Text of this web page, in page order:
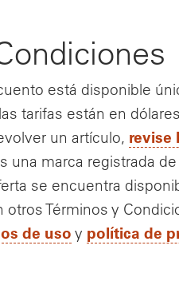
está disponible
tarifas están en
un artículo, revise
una marca registrada
se encuentra
otros Términos y
de uso y política de